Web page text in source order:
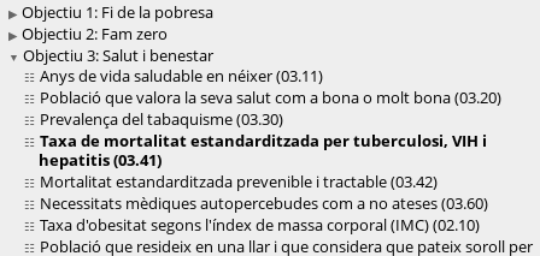
Objectiu 1: Fi de la pobresa
Objectiu 2: Fam zero
Objectiu 3: Salut i benestar
Anys de vida saludable en néixer (03.11)
Població que valora la seva salut com a bona o molt bona (03.20)
Prevalença del tabaquisme (03.30)
Taxa de mortalitat estandarditzada per tuberculosi, VIH i
hepatitis (03.41)
Mortalitat estandarditzada prevenible i tractable (03.42)
Necessitats mèdiques autopercebudes com a no ateses (03.60)
Taxa d'obesitat segons l'índex de massa corporal (IMC) (02.10)
Població que resideix en una llar i que considera que pateix soroll per